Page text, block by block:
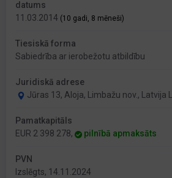
datums
11.03.2014 (10 gadi, 8 mēneši)
Tiesiskā forma
Sabiedrība ar ierobežotu atbildību
Juridiskā adrese
Jūras 13, Aloja, Limbažu nov., Latvija
Pamatkapitāls
EUR 2 398 278,
pilnībā apmaksāts
PVN
Izslēgts, 14.11.2024